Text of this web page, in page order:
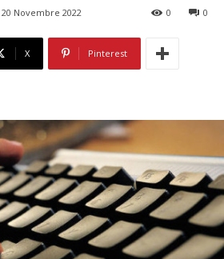
20 Novembre 2022 0
0
X Pinterest